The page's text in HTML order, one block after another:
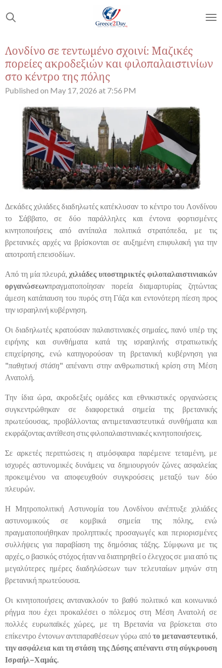
to
content
Λονδίνο σε τεντωμένο σχοινί: Μαζικές
πορείες ακροδεξιών και φιλοπαλαιστινίων
στο κέντρο της πόλης
Published on May 17, 2026 at 7:56 PM
Δεκάδες χιλιάδες διαδηλωτές κατέκλυσαν το κέντρο του Λονδίνου
το Σάββατο, σε δύο παράλληλες και έντονα φορτισμένες
κινητοποιήσεις από αντίπαλα πολιτικά στρατόπεδα, με τις
βρετανικές αρχές να βρίσκονται σε αυξημένη επιφυλακή για την
αποτροπή επεισοδίων.
Από τη μία πλευρά, χιλιάδες υποστηρικτές φιλοπαλαιστινιακών
οργανώσεωνπραγματοποίησαν πορεία διαμαρτυρίας ζητώντας
άμεση κατάπαυση του πυρός στη Γάζα και εντονότερη πίεση προς
την ισραηλινή κυβέρνηση.
Οι διαδηλωτές κρατούσαν παλαιστινιακές σημαίες, πανό υπέρ της
ειρήνης και συνθήματα κατά της ισραηλινής στρατιωτικής
επιχείρησης, ενώ κατηγορούσαν τη βρετανική κυβέρνηση για
"παθητική στάση" απέναντι στην ανθρωπιστική κρίση στη Μέση
Ανατολή.
Την ίδια ώρα, ακροδεξιές ομάδες και εθνικιστικές οργανώσεις
συγκεντρώθηκαν σε διαφορετικά σημεία της βρετανικής
πρωτεύουσας, προβάλλοντας αντιμεταναστευτικά συνθήματα και
εκφράζοντας αντίθεση στις φιλοπαλαιστινιακές κινητοποιήσεις.
Σε αρκετές περιπτώσεις η ατμόσφαιρα παρέμεινε τεταμένη, με
ισχυρές αστυνομικές δυνάμεις να δημιουργούν ζώνες ασφαλείας
προκειμένου να αποφευχθούν συγκρούσεις μεταξύ των δύο
πλευρών.
Η Μητροπολιτική Αστυνομία του Λονδίνου ανέπτυξε χιλιάδες
αστυνομικούς σε κομβικά σημεία της πόλης, ενώ
πραγματοποιήθηκαν προληπτικές προσαγωγές και περιορισμένες
συλλήψεις για παραβίαση της δημόσιας τάξης. Σύμφωνα με τις
αρχές, ο βασικός στόχος ήταν να διατηρηθεί ο έλεγχος σε μια από τις
μεγαλύτερες ημέρες διαδηλώσεων των τελευταίων μηνών στη
βρετανική πρωτεύουσα.
Οι κινητοποιήσεις αντανακλούν το βαθύ πολιτικό και κοινωνικό
ρήγμα που έχει προκαλέσει ο πόλεμος στη Μέση Ανατολή σε
πολλές ευρωπαϊκές χώρες, με τη Βρετανία να βρίσκεται στο
επίκεντρο έντονων αντιπαραθέσεων γύρω απότο μεταναστευτικό
την ασφάλεια και τη στάση της Δύσης απέναντι στη σύγκρουση
Ισραήλ–Χαμάς.